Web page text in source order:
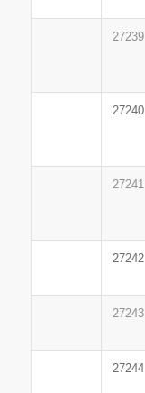
27239
27240
27241
27242
27243
27244